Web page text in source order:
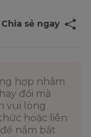
Chia sẻ ngay
hợp nhằm
đổi mà
vui lòng
hoặc liên
nắm bắt